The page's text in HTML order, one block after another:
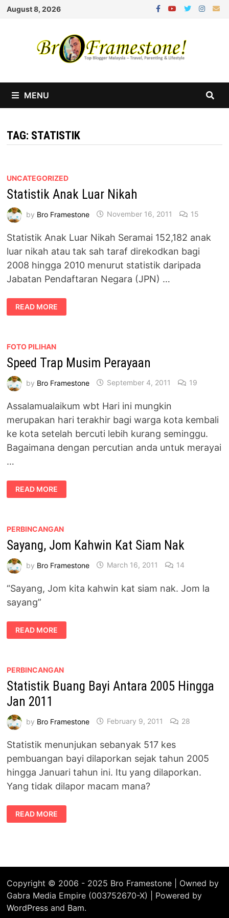
Skip
August 8, 2026
MENU
TAG: STATISTIK
UNCATEGORIZED
Statistik Anak Luar Nikah
by Bro Framestone November 16, 2011 15
Statistik Anak Luar Nikah Seramai 152,182 anak
luar nikah atau tak sah taraf direkodkan bagi
2008 hingga 2010 menurut statistik daripada
Jabatan Pendaftaran Negara (JPN) …
STATISTIK
ANAK
LUAR
READ MORE
FOTO PILIHAN
Speed Trap Musim Perayaan
by Bro Framestone September 4, 2011 19
Assalamualaikum wbt Hari ini mungkin
merupakan hari terakhir bagi warga kota kembali
ke kota setelah bercuti lebih kurang seminggu.
Bagaimana dengan percutian anda untuk merayai
…
SPEED
TRAP
MUSIM
READ MORE
PERBINCANGAN
Sayang, Jom Kahwin Kat Siam Nak
by Bro Framestone March 16, 2011 14
“Sayang, Jom kita kahwin kat siam nak. Jom la
sayang”
SAYANG,
JOM
KAHWIN
READ MORE
PERBINCANGAN
Statistik Buang Bayi Antara 2005 Hingga
Jan 2011
by Bro Framestone February 9, 2011 28
Statistik menunjukan sebanyak 517 kes
pembuangan bayi dilaporkan sejak tahun 2005
hingga Januari tahun ini. Itu yang dilaporkan.
Yang tidak dilapor macam mana?
STATISTIK
BUANG
BAYI
READ MORE
Copyright © 2006 - 2025 Bro Framestone | Owned by
Gabra Media Empire (003752670-X) | Powered by
WordPress and Bam.